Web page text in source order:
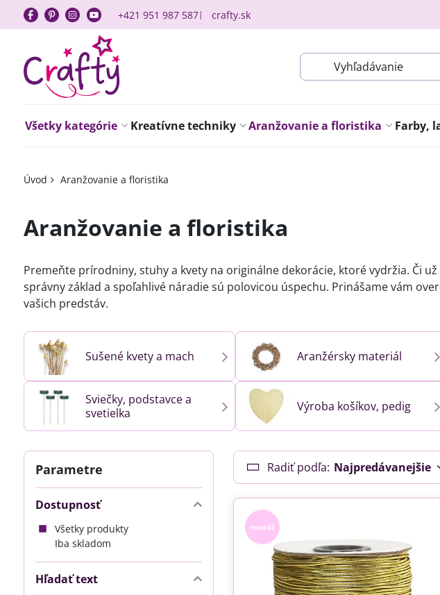
+421 951 987 587 crafty.sk
Všetky kategórie Kreatívne techniky Aranžovanie a floristika Farby,
Úvod Aranžovanie a floristika
Aranžovanie a floristika
Premeňte prírodniny, stuhy a kvety na originálne dekorácie, ktoré vydržia. Či
správny základ a spoľahlivé náradie sú polovicou úspechu. Prinášame vám
vašich predstáv.
Sušené kvety a mach Aranžérsky materiál
Sviečky, podstavce a
svetielka
Výroba košíkov, pedig
Radiť podľa: Najpredávanejšie
metráž
Parametre
Dostupnosť
Všetky produkty
Iba skladom
Hľadať text